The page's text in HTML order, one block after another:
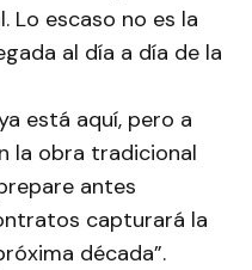
Lo escaso no es la
al día a día de la
está aquí, pero a
la obra tradicional
antes
capturará la
década”.